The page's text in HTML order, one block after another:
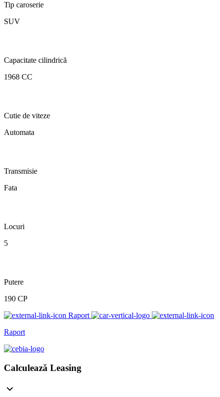
Tip caroserie
SUV
Capacitate cilindrică
1968 CC
Cutie de viteze
Automata
Transmisie
Fata
Locuri
5
Putere
190 CP
Raport
Raport
Calculează Leasing